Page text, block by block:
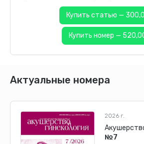
Купить статью —
Купить номер —
Актуальные номера
2026 г.
№7